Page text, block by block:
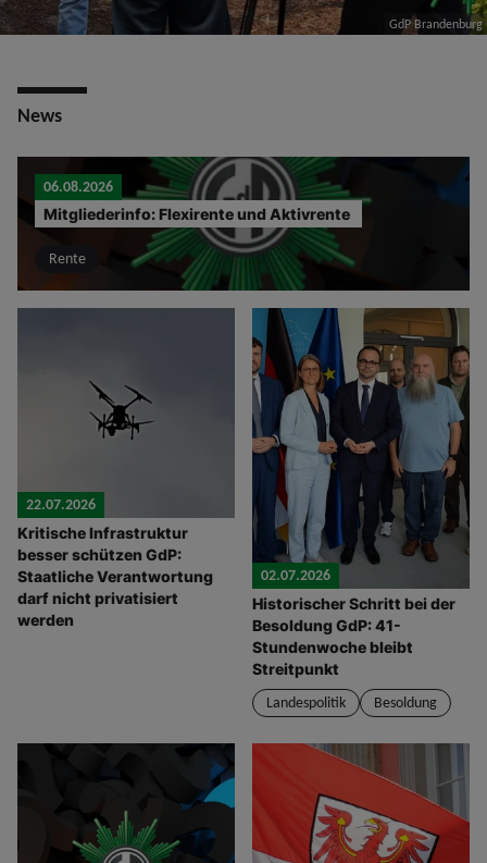
GdP Brandenburg
News
06.08.2026
Mitgliederinfo: Flexirente und Aktivrente
Rente
22.07.2026
Kritische Infrastruktur
besser schützen GdP:
Staatliche Verantwortung
darf nicht privatisiert
werden
02.07.2026
Historischer Schritt bei der
Besoldung GdP: 41-
Stundenwoche bleibt
Streitpunkt
Landespolitik
Besoldung